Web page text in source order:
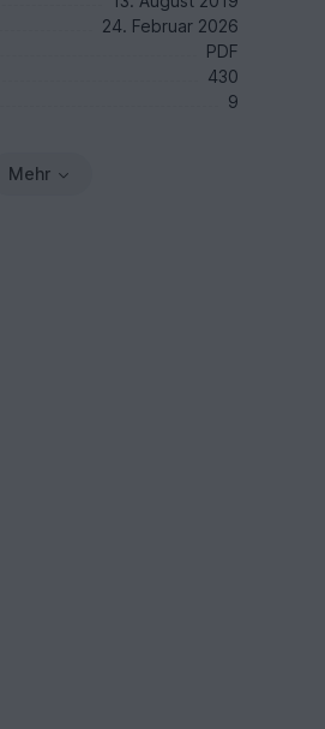
24. Februar 2026
PDF
430
9
Mehr